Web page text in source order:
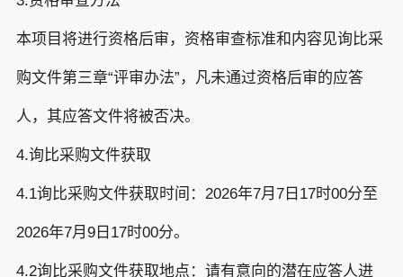
本项目将进行资格后审，资格审查标准和内容见询比采
购文件第三章“评审办法”，凡未通过资格后审的应答
人，其应答文件将被否决。
4.询比采购文件获取
4.1询比采购文件获取时间：2026年7月7日17时00分至
2026年7月9日17时00分。
4.2询比采购文件获取地点：请有意向的潜在应答人进